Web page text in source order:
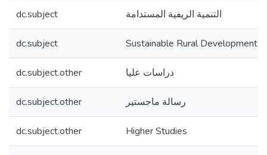
dc.subject التنمية الريفية المستدامة
dc.subject Sustainable Rural Development
dc.subject.other دراسات عليا
dc.subject.other رسالة ماجستير
dc.subject.other Higher Studies